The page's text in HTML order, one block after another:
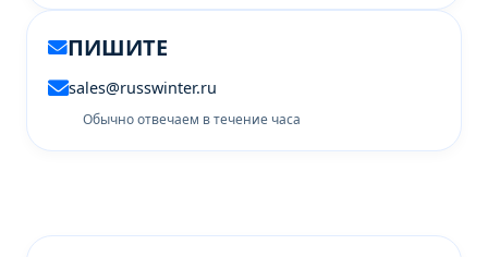
ПИШИТЕ
sales@russwinter.ru
Обычно отвечаем в течение часа